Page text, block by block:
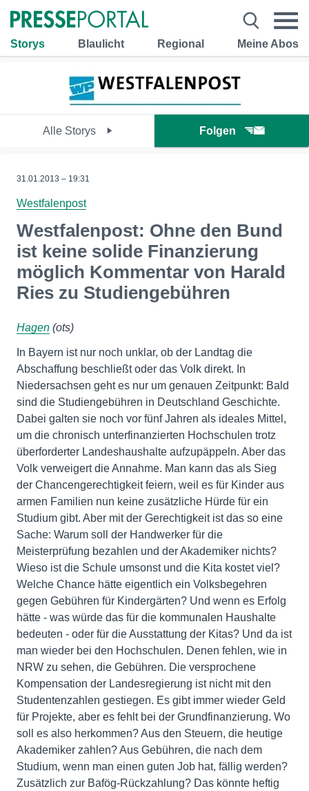
Storys Blaulicht Regional Meine Abos
Alle Storys Folgen
31.01.2013 – 19:31
Westfalenpost
Westfalenpost: Ohne den Bund
ist keine solide Finanzierung
möglich Kommentar von Harald
Ries zu Studiengebühren
Hagen (ots)
In Bayern ist nur noch unklar, ob der Landtag die
Abschaffung beschließt oder das Volk direkt. In
Niedersachsen geht es nur um genauen Zeitpunkt: Bald
sind die Studiengebühren in Deutschland Geschichte.
Dabei galten sie noch vor fünf Jahren als ideales Mittel,
um die chronisch unterfinanzierten Hochschulen trotz
überforderter Landeshaushalte aufzupäppeln. Aber das
Volk verweigert die Annahme. Man kann das als Sieg
der Chancengerechtigkeit feiern, weil es für Kinder aus
armen Familien nun keine zusätzliche Hürde für ein
Studium gibt. Aber mit der Gerechtigkeit ist das so eine
Sache: Warum soll der Handwerker für die
Meisterprüfung bezahlen und der Akademiker nichts?
Wieso ist die Schule umsonst und die Kita kostet viel?
Welche Chance hätte eigentlich ein Volksbegehren
gegen Gebühren für Kindergärten? Und wenn es Erfolg
hätte - was würde das für die kommunalen Haushalte
bedeuten - oder für die Ausstattung der Kitas? Und da ist
man wieder bei den Hochschulen. Denen fehlen, wie in
NRW zu sehen, die Gebühren. Die versprochene
Kompensation der Landesregierung ist nicht mit den
Studentenzahlen gestiegen. Es gibt immer wieder Geld
für Projekte, aber es fehlt bei der Grundfinanzierung. Wo
soll es also herkommen? Aus den Steuern, die heutige
Akademiker zahlen? Aus Gebühren, die nach dem
Studium, wenn man einen guten Job hat, fällig werden?
Zusätzlich zur Bafög-Rückzahlung? Das könnte heftig